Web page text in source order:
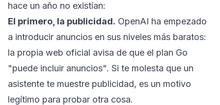
hace un año no existían:
El primero, la publicidad. OpenAI ha empezado
a introducir anuncios en sus niveles más baratos:
la propia web oficial avisa de que el plan Go
"puede incluir anuncios". Si te molesta que un
asistente te muestre publicidad, es un motivo
legítimo para probar otra cosa.